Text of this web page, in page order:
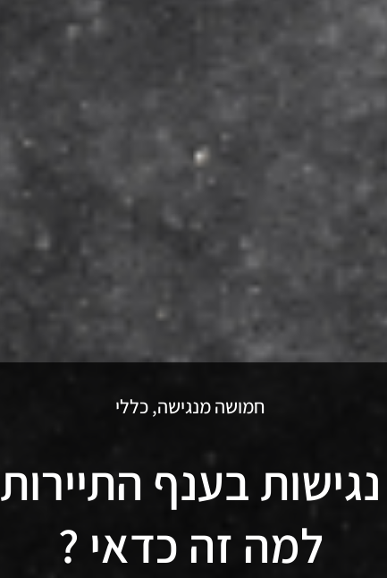
חמושה מנגישה,כללי
נגישות בענף התיירות
למה זה כדאי ?